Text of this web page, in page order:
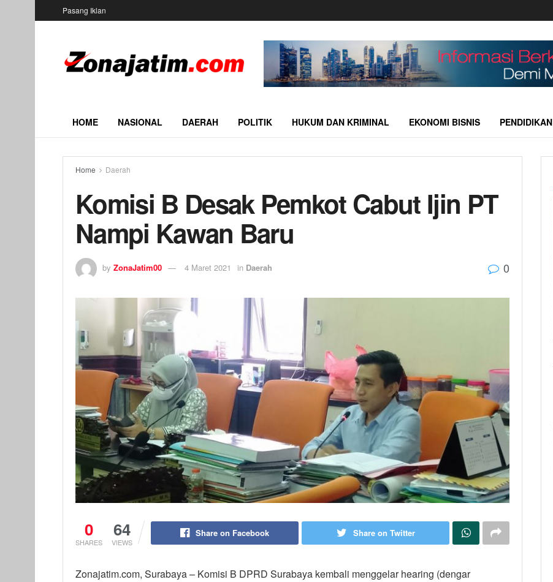
Pasang Iklan
HOME NASIONAL DAERAH POLITIK HUKUM DAN KRIMINAL EKONOMI BISNIS PENDIDIKAN
Home Daerah
Komisi B Desak Pemkot Cabut Ijin PT
Nampi Kawan Baru
by ZonaJatim00 4 Maret 2021 in Daerah 0
0
SHARES
64
VIEWS
Share on Facebook Share on Twitter
Zonajatim.com, Surabaya – Komisi B DPRD Surabaya kembali menggelar hearing (dengar